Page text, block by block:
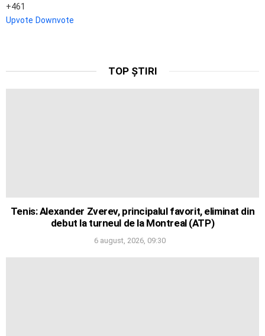
461
Upvote Downvote
TOP ȘTIRI
Tenis: Alexander Zverev, principalul favorit, eliminat din
debut la turneul de la Montreal (ATP)
6 august, 2026, 09:30